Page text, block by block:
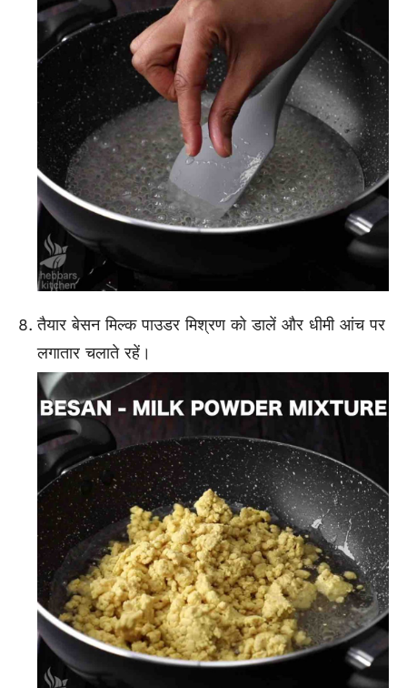
तैयार बेसन मिल्क पाउडर मिश्रण को डालें और धीमी आंच पर
लगातार चलाते रहें।